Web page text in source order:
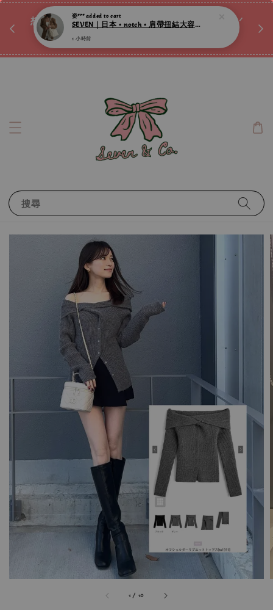
想訂製屬於自己的『水晶手鍊』嗎ꕀ♡ 私訊我們.ᐟ.ᐟ
📣Instagram 這邊按下去
搜尋
1 / 10
姿***added to cart
SEVEN｜日本 • notch • 肩帶扭結大容量微光澤肩背包 ღ
1 小時前